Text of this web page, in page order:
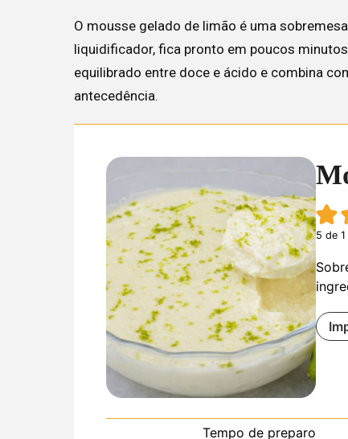
O mousse gelado de limão é uma
liquidificador, fica pronto em poucos
equilibrado entre doce e ácido e combina
antecedência.
5 de
Tempo de preparo